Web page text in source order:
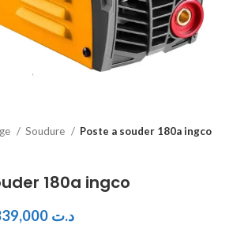
Soudure Poste a souder 180a ingco
180a ingco
د.ت